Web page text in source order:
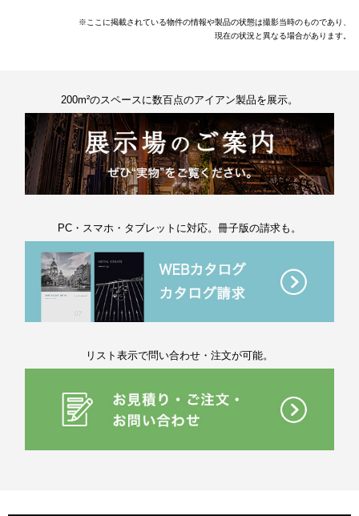
※ここに掲載されている物件の情報や製品の状態は撮影当時のものであり、
現在の状況と異なる場合があります。
200m²のスペースに数百点のアイアン製品を展示。
PC・スマホ・タブレットに対応。冊子版の請求も。
リスト表示で問い合わせ・注文が可能。